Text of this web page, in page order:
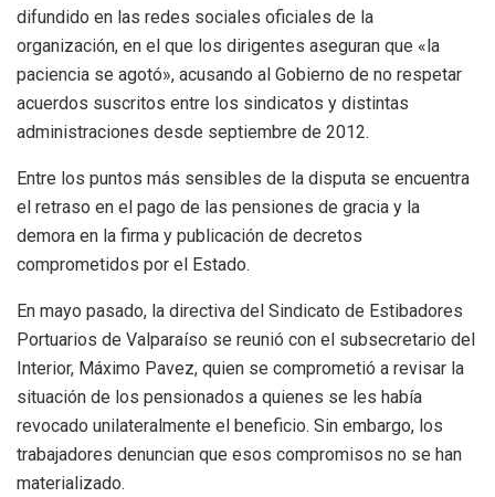
difundido en las redes sociales oficiales de la
organización, en el que los dirigentes aseguran que «la
paciencia se agotó», acusando al Gobierno de no respetar
acuerdos suscritos entre los sindicatos y distintas
administraciones desde septiembre de 2012.
Entre los puntos más sensibles de la disputa se encuentra
el retraso en el pago de las pensiones de gracia y la
demora en la firma y publicación de decretos
comprometidos por el Estado.
En mayo pasado, la directiva del Sindicato de Estibadores
Portuarios de Valparaíso se reunió con el subsecretario del
Interior, Máximo Pavez, quien se comprometió a revisar la
situación de los pensionados a quienes se les había
revocado unilateralmente el beneficio. Sin embargo, los
trabajadores denuncian que esos compromisos no se han
materializado.